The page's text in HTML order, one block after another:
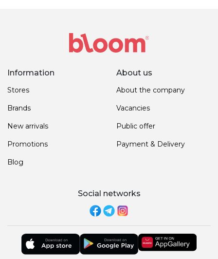
Information
Stores
Brands
New arrivals
Promotions
Blog
About us
About the company
Vacancies
Public offer
Payment & Delivery
Social networks